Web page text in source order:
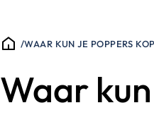
/WAAR KUN JE POPPERS
Waar